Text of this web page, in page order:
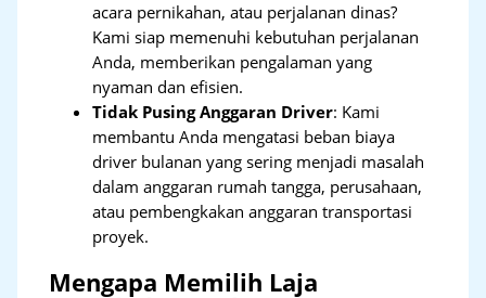
acara pernikahan, atau perjalanan dinas?
Kami siap memenuhi kebutuhan perjalanan
Anda, memberikan pengalaman yang
nyaman dan efisien.
Tidak Pusing Anggaran Driver: Kami
membantu Anda mengatasi beban biaya
driver bulanan yang sering menjadi masalah
dalam anggaran rumah tangga, perusahaan,
atau pembengkakan anggaran transportasi
proyek.
Mengapa Memilih Laja